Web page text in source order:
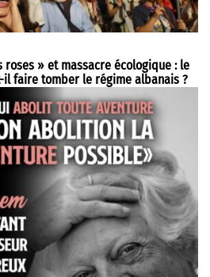
» et massacre écologique : le
faire tomber le régime albanais ?